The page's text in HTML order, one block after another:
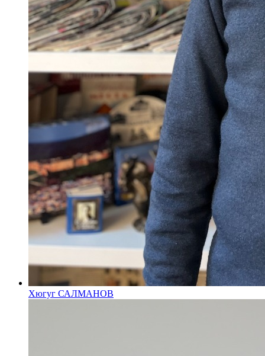
Хюгуг САЛМАНОВ